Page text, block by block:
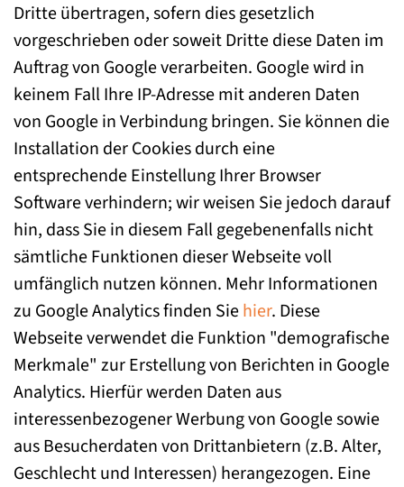
Dritte übertragen, sofern dies gesetzlich
vorgeschrieben oder soweit Dritte diese Daten im
Auftrag von Google verarbeiten. Google wird in
keinem Fall Ihre IP-Adresse mit anderen Daten
von Google in Verbindung bringen. Sie können die
Installation der Cookies durch eine
entsprechende Einstellung Ihrer Browser
Software verhindern; wir weisen Sie jedoch darauf
hin, dass Sie in diesem Fall gegebenenfalls nicht
sämtliche Funktionen dieser Webseite voll
umfänglich nutzen können. Mehr Informationen
zu Google Analytics finden Siehier. Diese
Webseite verwendet die Funktion "demografische
Merkmale" zur Erstellung von Berichten in Google
Analytics. Hierfür werden Daten aus
interessenbezogener Werbung von Google sowie
aus Besucherdaten von Drittanbietern (z.B. Alter,
Geschlecht und Interessen) herangezogen. Eine